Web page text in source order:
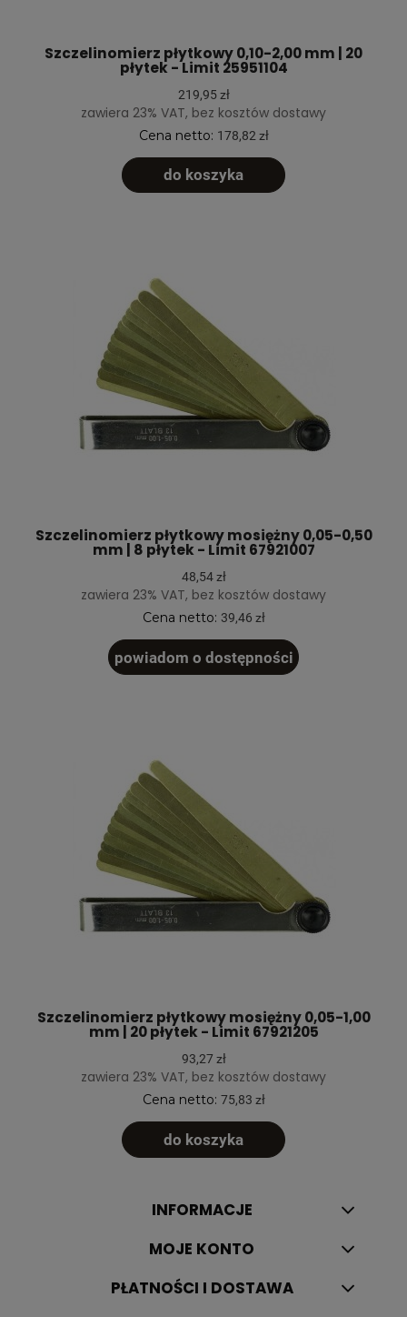
Szczelinomierz płytkowy 0,10-2,00 mm | 20
płytek - Limit 25951104
219,95 zł
zawiera 23% VAT, bez kosztów dostawy
Cena netto: 178,82 zł
do koszyka
Szczelinomierz płytkowy mosiężny 0,05-0,50
mm | 8 płytek - Limit 67921007
48,54 zł
zawiera 23% VAT, bez kosztów dostawy
Cena netto: 39,46 zł
powiadom o dostępności
Szczelinomierz płytkowy mosiężny 0,05-1,00
mm | 20 płytek - Limit 67921205
93,27 zł
zawiera 23% VAT, bez kosztów dostawy
Cena netto: 75,83 zł
do koszyka
INFORMACJE
MOJE KONTO
PŁATNOŚCI I DOSTAWA